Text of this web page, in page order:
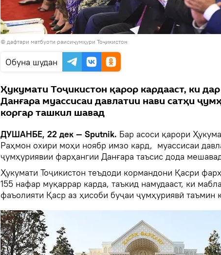
© дафтари матбуоти раисиҷумҳури Тоҷикистон
Обуна шудан
Ҳукумати Тоҷикистон қарор кардааст, ки
Данғара муассисаи давлатии нави сатҳи
коргар ташкил шавад
ДУШАНБЕ, 22 дек — Sputnik. Бар асоси қарори
Раҳмон охири моҳи ноябр имзо кард, муассисаи
ҷумҳуриявии фарҳангии Данғара таъсис дода
Ҳукумати Тоҷикистон теъдоди кормандони Қасри
155 нафар муқаррар карда, таъкид намудааст, ки
фаъолияти Қаср аз ҳисоби буҷаи ҷумҳуриявӣ таъмин